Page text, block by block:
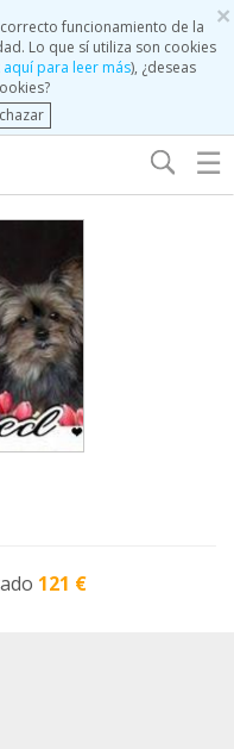
×
funcionamiento de la
Lo que sí utiliza son cookies
aquí para leer más), ¿deseas
☰
121 €